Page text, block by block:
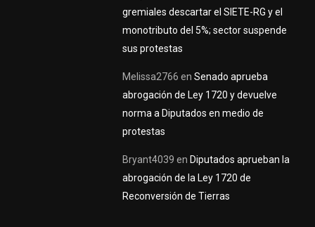
gremiales descartar el SIETE-RG y el
monotributo del 5%; sector suspende
sus protestas
Melissa2766 en Senado aprueba
abrogación de Ley 1720 y devuelve
norma a Diputados en medio de
protestas
Bryant4039 en Diputados aprueban la
abrogación de la Ley 1720 de
Reconversión de Tierras